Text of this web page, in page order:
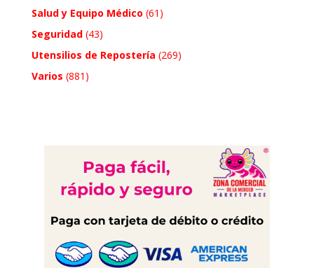
Salud y Equipo Médico (61)
Seguridad (43)
Utensilios de Repostería (269)
Varios (881)